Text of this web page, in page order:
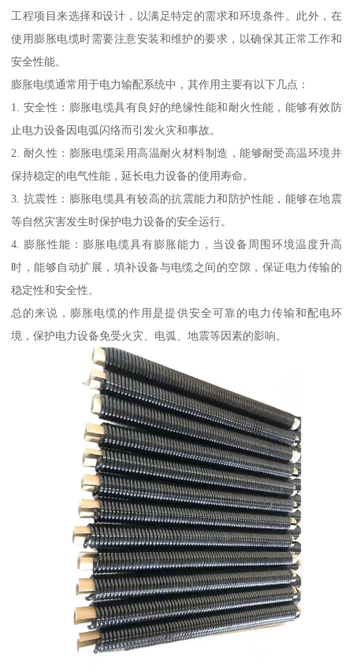
工程项目来选择和设计，以满足特定的需求和环境条件。此外，在
使用膨胀电缆时需要注意安装和维护的要求，以确保其正常工作和
安全性能。
膨胀电缆通常用于电力输配系统中，其作用主要有以下几点：
1. 安全性：膨胀电缆具有良好的绝缘性能和耐火性能，能够有效防
止电力设备因电弧闪络而引发火灾和事故。
2. 耐久性：膨胀电缆采用高温耐火材料制造，能够耐受高温环境并
保持稳定的电气性能，延长电力设备的使用寿命。
3. 抗震性：膨胀电缆具有较高的抗震能力和防护性能，能够在地震
等自然灾害发生时保护电力设备的安全运行。
4. 膨胀性能：膨胀电缆具有膨胀能力，当设备周围环境温度升高
时，能够自动扩展，填补设备与电缆之间的空隙，保证电力传输的
稳定性和安全性。
总的来说，膨胀电缆的作用是提供安全可靠的电力传输和配电环
境，保护电力设备免受火灾、电弧、地震等因素的影响。